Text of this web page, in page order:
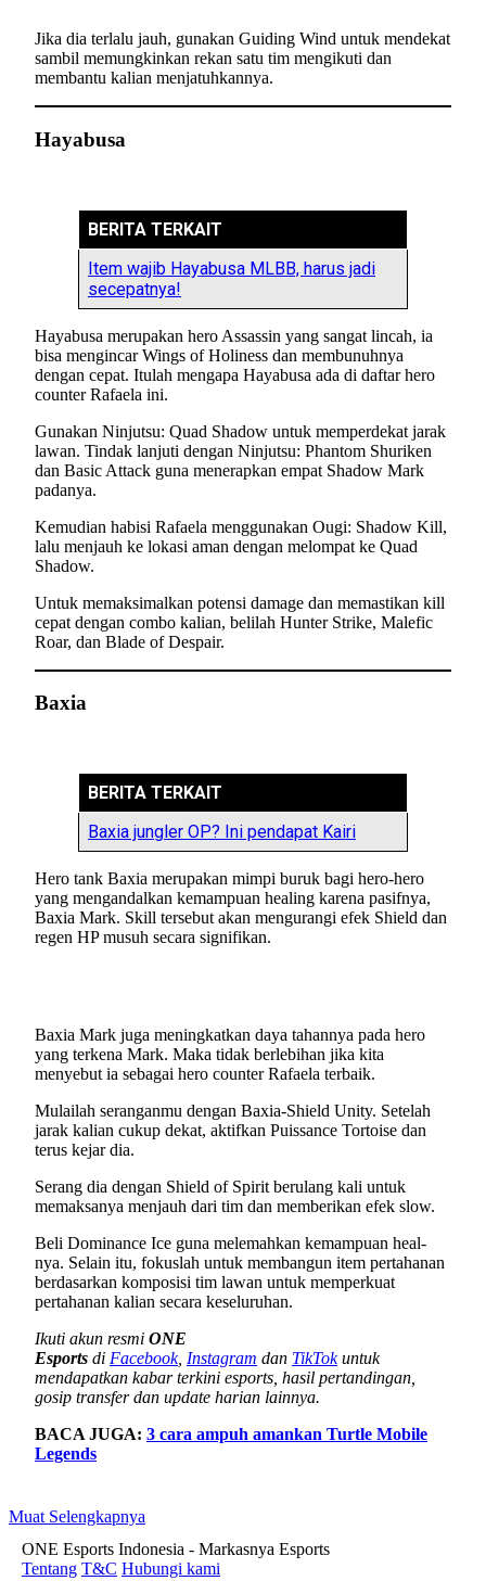
Jika dia terlalu jauh, gunakan Guiding Wind untuk mendekat
sambil memungkinkan rekan satu tim mengikuti dan
membantu kalian menjatuhkannya.
Hayabusa
BERITA TERKAIT
Item wajib Hayabusa MLBB, harus jadi
secepatnya!
Hayabusa merupakan hero Assassin yang sangat lincah, ia
bisa mengincar Wings of Holiness dan membunuhnya
dengan cepat. Itulah mengapa Hayabusa ada di daftar hero
counter Rafaela ini.
Gunakan Ninjutsu: Quad Shadow untuk memperdekat jarak
lawan. Tindak lanjuti dengan Ninjutsu: Phantom Shuriken
dan Basic Attack guna menerapkan empat Shadow Mark
padanya.
Kemudian habisi Rafaela menggunakan Ougi: Shadow Kill,
lalu menjauh ke lokasi aman dengan melompat ke Quad
Shadow.
Untuk memaksimalkan potensi damage dan memastikan kill
cepat dengan combo kalian, belilah Hunter Strike, Malefic
Roar, dan Blade of Despair.
Baxia
BERITA TERKAIT
Baxia jungler OP? Ini pendapat Kairi
Hero tank Baxia merupakan mimpi buruk bagi hero-hero
yang mengandalkan kemampuan healing karena pasifnya,
Baxia Mark. Skill tersebut akan mengurangi efek Shield dan
regen HP musuh secara signifikan.
Baxia Mark juga meningkatkan daya tahannya pada hero
yang terkena Mark. Maka tidak berlebihan jika kita
menyebut ia sebagai hero counter Rafaela terbaik.
Mulailah seranganmu dengan Baxia-Shield Unity. Setelah
jarak kalian cukup dekat, aktifkan Puissance Tortoise dan
terus kejar dia.
Serang dia dengan Shield of Spirit berulang kali untuk
memaksanya menjauh dari tim dan memberikan efek slow.
Beli Dominance Ice guna melemahkan kemampuan heal-
nya. Selain itu, fokuslah untuk membangun item pertahanan
berdasarkan komposisi tim lawan untuk memperkuat
pertahanan kalian secara keseluruhan.
Ikuti akun resmi ONE
Esports di Facebook, Instagram dan TikTokuntuk
mendapatkan kabar terkini esports, hasil pertandingan,
gosip transfer dan update harian lainnya.
BACA JUGA: 3 cara ampuh amankan Turtle Mobile
Legends
Muat Selengkapnya
ONE Esports Indonesia - Markasnya Esports
Tentang T&C Hubungi kami